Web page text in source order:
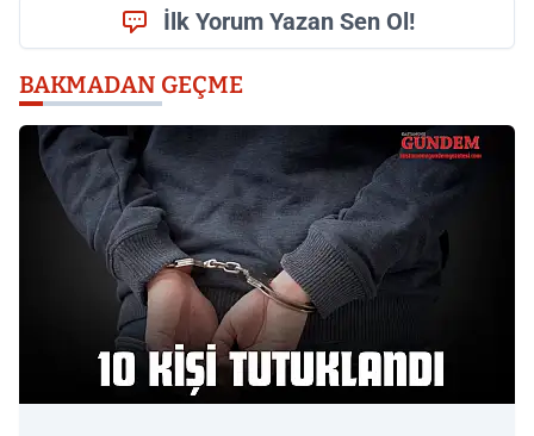
İlk Yorum Yazan Sen Ol!
BAKMADAN GEÇME